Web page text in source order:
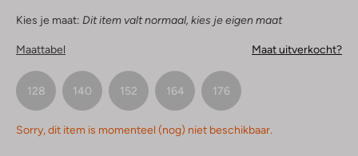
Kies je maat: Dit item valt normaal, kies je eigen maat
Maattabel Maat uitverkocht?
128 140 152 164 176
Sorry, dit item is momenteel (nog) niet beschikbaar.